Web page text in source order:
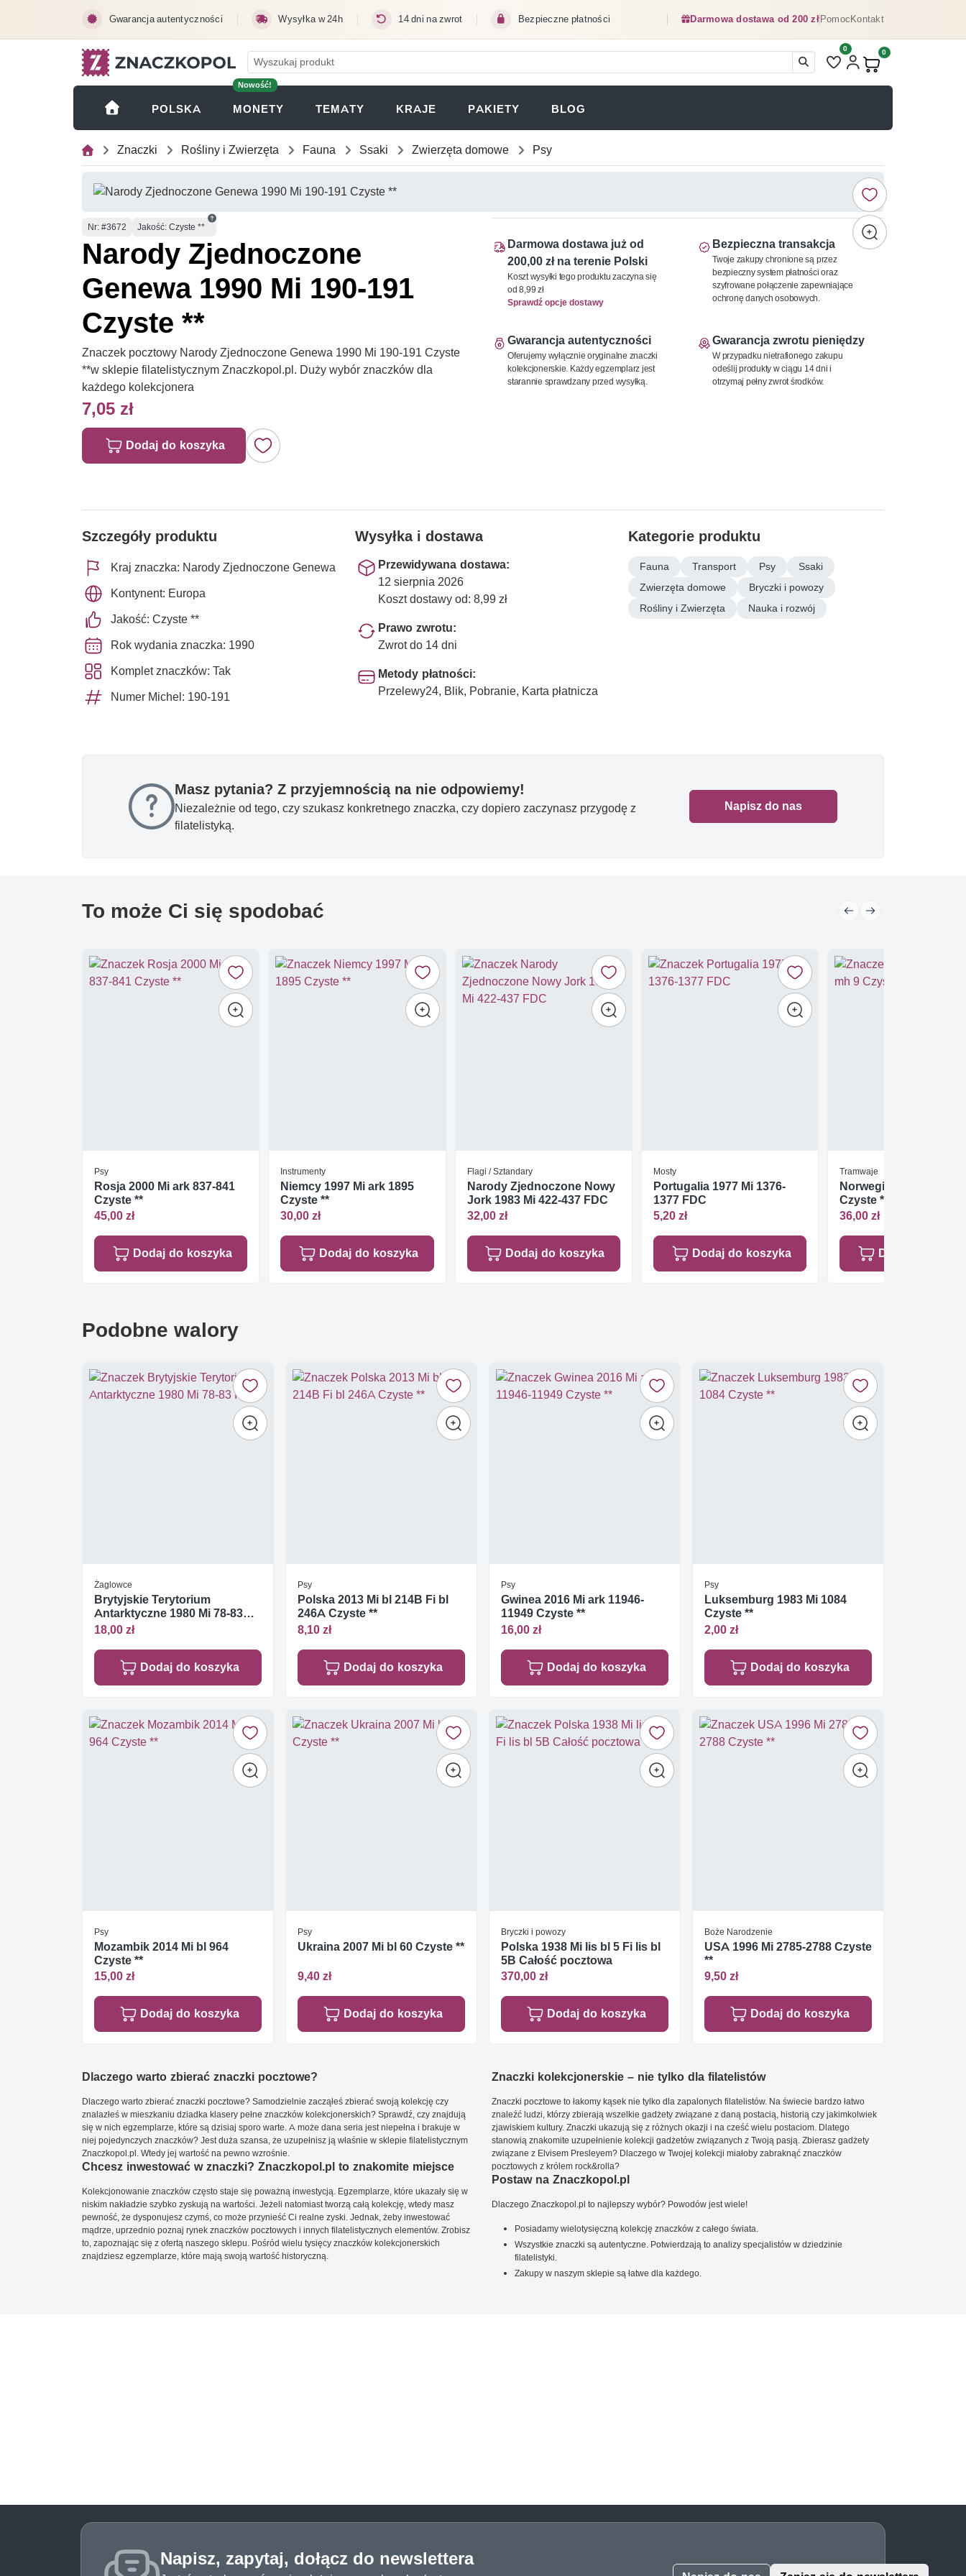
Gwarancja autentyczności Wysyłka w 24h 14 dni na zwrot Bezpieczne płatności Darmowa dostawa od 200 złPomocKontakt
Liczba pozycji na liście
0
Produkty w koszyku:
0
POLSKA
Nowość!
MONETY (OTWIERA SIĘ W NOWEJ KARCIE)
TEMATY KRAJE PAKIETY BLOG
Znaczki Rośliny i Zwierzęta Fauna Ssaki Zwierzęta domowe Psy
Numer
Nr: #3672 Jakość: Czyste **
Narody Zjednoczone
Genewa 1990 Mi 190-191
Czyste **
Znaczek pocztowy Narody Zjednoczone Genewa 1990 Mi 190-191 Czyste
**w sklepie filatelistycznym Znaczkopol.pl. Duży wybór znaczków dla
każdego kolekcjonera
7,05 zł
Dodaj do koszyka
Darmowa dostawa już od
200,00 zł na terenie Polski
Koszt wysyłki tego produktu zaczyna się
od 8,99 zł
Sprawdź opcje dostawy
Bezpieczna transakcja
Twoje zakupy chronione są przez
bezpieczny system płatności oraz
szyfrowane połączenie zapewniające
ochronę danych osobowych.
Gwarancja autentyczności
Oferujemy wyłącznie oryginalne znaczki
kolekcjonerskie. Każdy egzemplarz jest
starannie sprawdzany przed wysyłką.
Gwarancja zwrotu pieniędzy
W przypadku nietrafionego zakupu
odeślij produkty w ciągu 14 dni i
otrzymaj pełny zwrot środków.
Szczegóły produktu
Kraj znaczka: Narody Zjednoczone Genewa
Kontynent: Europa
Jakość: Czyste **
Rok wydania znaczka: 1990
Komplet znaczków: Tak
Numer Michel: 190-191
Wysyłka i dostawa
Przewidywana dostawa:
12 sierpnia 2026
Koszt dostawy od: 8,99 zł
Prawo zwrotu:
Zwrot do 14 dni
Metody płatności:
Przelewy24, Blik, Pobranie, Karta płatnicza
Kategorie produktu
Fauna Transport Psy
Ssaki
Zwierzęta domowe
Bryczki i powozy
Rośliny i Zwierzęta
Nauka i rozwój
Masz pytania? Z przyjemnością na nie odpowiemy!
Niezależnie od tego, czy szukasz konkretnego znaczka, czy dopiero zaczynasz przygodę z
filatelistyką.
Napisz do nas
To może Ci się spodobać
Psy
Rosja 2000 Mi ark 837-841
Czyste **
45,00 zł
Dodaj do koszyka
Instrumenty
Niemcy 1997 Mi ark 1895
Czyste **
30,00 zł
Dodaj do koszyka
Flagi / Sztandary
Narody Zjednoczone Nowy
Jork 1983 Mi 422-437 FDC
32,00 zł
Dodaj do koszyka
Mosty
Portugalia 1977 Mi 1376-
1377 FDC
5,20 zł
Dodaj do koszyka
Tramwaje
Norwegia 1984 Mi mh 9
Czyste **
36,00 zł
Dodaj do
Podobne walory
Żaglowce
Brytyjskie Terytorium
Antarktyczne 1980 Mi 78-83
FDC
18,00 zł
Dodaj do koszyka
Psy
Polska 2013 Mi bl 214B Fi bl
246A Czyste **
8,10 zł
Dodaj do koszyka
Psy
Gwinea 2016 Mi ark 11946-
11949 Czyste **
16,00 zł
Dodaj do koszyka
Psy
Luksemburg 1983 Mi 1084
Czyste **
2,00 zł
Dodaj do koszyka
Psy
Mozambik 2014 Mi bl 964
Czyste **
15,00 zł
Dodaj do koszyka
Psy
Ukraina 2007 Mi bl 60 Czyste **
9,40 zł
Dodaj do koszyka
Bryczki i powozy
Polska 1938 Mi lis bl 5 Fi lis bl
5B Całość pocztowa
370,00 zł
Dodaj do koszyka
Boże Narodzenie
USA 1996 Mi 2785-2788 Czyste
**
9,50 zł
Dodaj do koszyka
Dlaczego warto zbierać znaczki pocztowe?
Dlaczego warto zbierać znaczki pocztowe? Samodzielnie zacząłeś zbierać swoją kolekcję czy
znalazłeś w mieszkaniu dziadka klasery pełne znaczków kolekcjonerskich? Sprawdź, czy znajdują
się w nich egzemplarze, które są dzisiaj sporo warte. A może dana seria jest niepełna i brakuje w
niej pojedynczych znaczków? Jest duża szansa, że uzupełnisz ją właśnie w sklepie filatelistycznym
Znaczkopol.pl. Wtedy jej wartość na pewno wzrośnie.
Chcesz inwestować w znaczki? Znaczkopol.pl to znakomite miejsce
Kolekcjonowanie znaczków często staje się poważną inwestycją. Egzemplarze, które ukazały się w
niskim nakładzie szybko zyskują na wartości. Jeżeli natomiast tworzą całą kolekcję, wtedy masz
pewność, że dysponujesz czymś, co może przynieść Ci realne zyski. Jednak, żeby inwestować
mądrze, uprzednio poznaj rynek znaczków pocztowych i innych filatelistycznych elementów. Zrobisz
to, zapoznając się z ofertą naszego sklepu. Pośród wielu tysięcy znaczków kolekcjonerskich
znajdziesz egzemplarze, które mają swoją wartość historyczną.
Znaczki kolekcjonerskie – nie tylko dla filatelistów
Znaczki pocztowe to łakomy kąsek nie tylko dla zapalonych filatelistów. Na świecie bardzo łatwo
znaleźć ludzi, którzy zbierają wszelkie gadżety związane z daną postacią, historią czy jakimkolwiek
zjawiskiem kultury. Znaczki ukazują się z różnych okazji i na cześć wielu postaciom. Dlatego
stanowią znakomite uzupełnienie kolekcji gadżetów związanych z Twoją pasją. Zbierasz gadżety
związane z Elvisem Presleyem? Dlaczego w Twojej kolekcji miałoby zabraknąć znaczków
pocztowych z królem rock&rolla?
Postaw na Znaczkopol.pl
Dlaczego Znaczkopol.pl to najlepszy wybór? Powodów jest wiele!
Posiadamy wielotysięczną kolekcję znaczków z całego świata.
Wszystkie znaczki są autentyczne. Potwierdzają to analizy specjalistów w dziedzinie
filatelistyki.
Zakupy w naszym sklepie są łatwe dla każdego.
Napisz, zapytaj, dołącz do newslettera